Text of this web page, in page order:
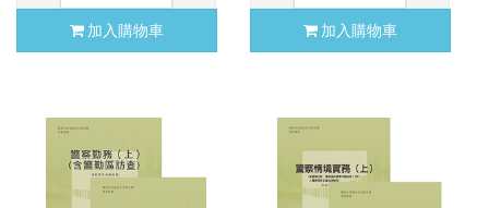
加入購物車 加入購物車